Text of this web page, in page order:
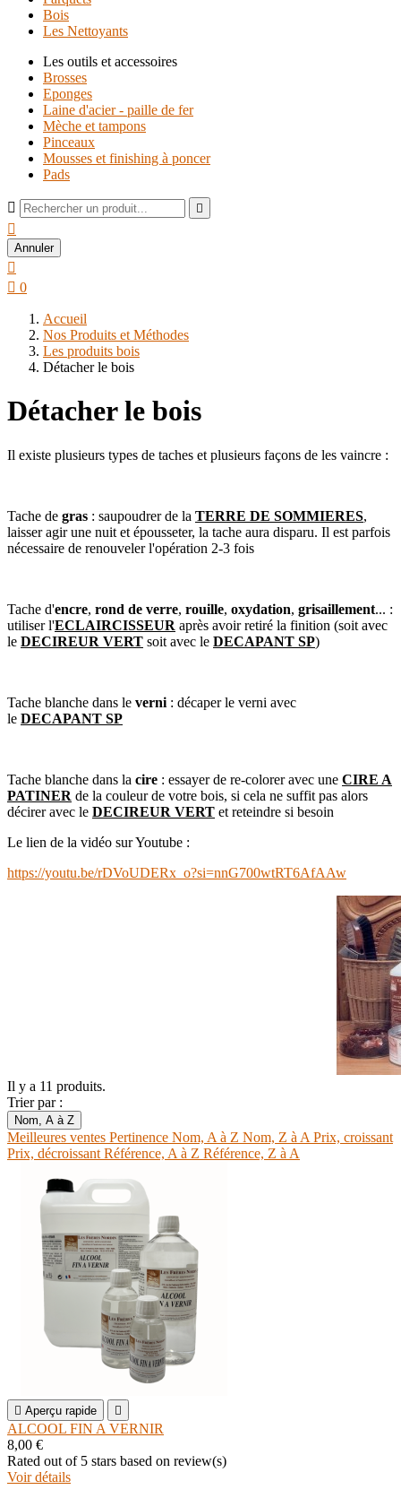
Bois
Les Nettoyants
Les outils et accessoires
Brosses
Eponges
Laine d'acier - paille de fer
Mèche et tampons
Pinceaux
Mousses et finishing à poncer
Pads
 

Annuler

 0
Accueil
Nos Produits et Méthodes
Les produits bois
Détacher le bois
Détacher le bois
Il existe plusieurs types de taches et plusieurs façons de les vaincre :
Tache de gras : saupoudrer de la TERRE DE SOMMIERES,
laisser agir une nuit et épousseter, la tache aura disparu. Il est parfois
nécessaire de renouveler l'opération 2-3 fois
Tache d'encre, rond de verre, rouille, oxydation, grisaillement... :
utiliser l'ECLAIRCISSEUR après avoir retiré la finition (soit avec
le DECIREUR VERT soit avec le DECAPANT SP)
Tache blanche dans le verni : décaper le verni avec
le DECAPANT SP
Tache blanche dans la cire : essayer de re-colorer avec une CIRE A
PATINER de la couleur de votre bois, si cela ne suffit pas alors
décirer avec le DECIREUR VERT et reteindre si besoin
Le lien de la vidéo sur Youtube :
https://youtu.be/rDVoUDERx_o?si=nnG700wtRT6AfAAw
Il y a 11 produits.
Trier par :
Nom, A à Z
Meilleures ventes Pertinence Nom, A à Z Nom, Z à A Prix, croissant
Prix, décroissant Référence, A à Z Référence, Z à A
 Aperçu rapide 
ALCOOL FIN A VERNIR
8,00 €
Rated out of 5 stars based on review(s)
Voir détails